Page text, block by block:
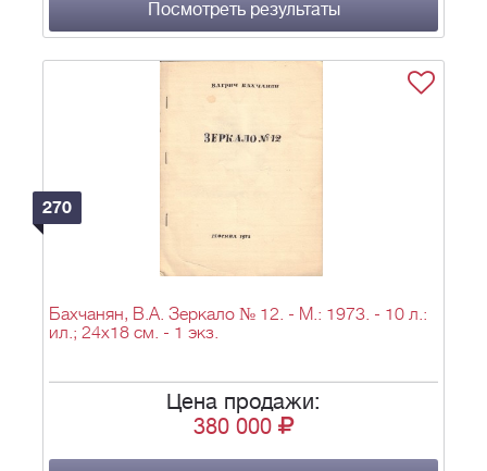
Посмотреть результаты
270
Бахчанян, В.А. Зеркало № 12. - М.: 1973. - 10 л.:
ил.; 24х18 см. - 1 экз.
Цена продажи:
380 000